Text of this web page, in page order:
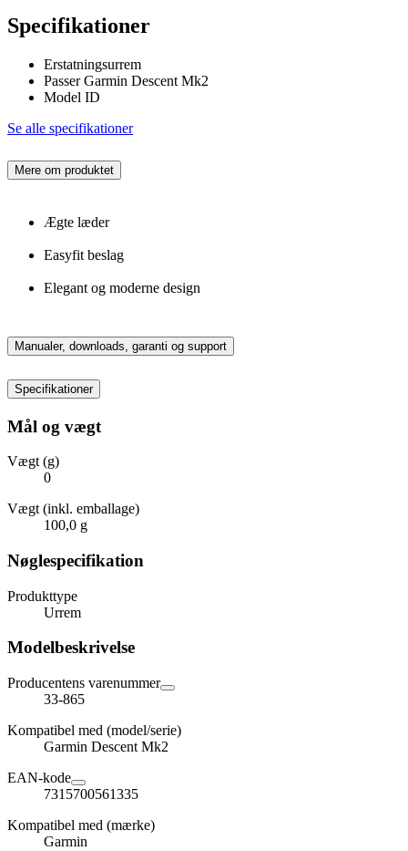
Specifikationer
Erstatningsurrem
Passer Garmin Descent Mk2
Model ID
Se alle specifikationer
Mere om produktet
Ægte læder
Easyfit beslag
Elegant og moderne design
Manualer, downloads, garanti og support
Specifikationer
Mål og vægt
Vægt (g)
0
Vægt (inkl. emballage)
100,0 g
Nøglespecifikation
Produkttype
Urrem
Modelbeskrivelse
Producentens varenummer
33-865
Kompatibel med (model/serie)
Garmin Descent Mk2
EAN-kode
7315700561335
Kompatibel med (mærke)
Garmin